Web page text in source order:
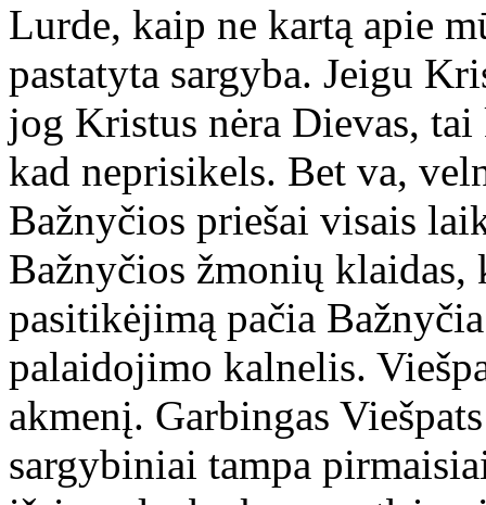
Lurde, kaip ne kartą apie
pastatyta sargyba. Jeigu
jog Kristus nėra Dievas, tai
kad neprisikels. Bet va,
Bažnyčios priešai visais
Bažnyčios žmonių klaidas,
pasitikėjimą pačia
palaidojimo kalnelis.
akmenį. Garbingas
sargybiniai tampa